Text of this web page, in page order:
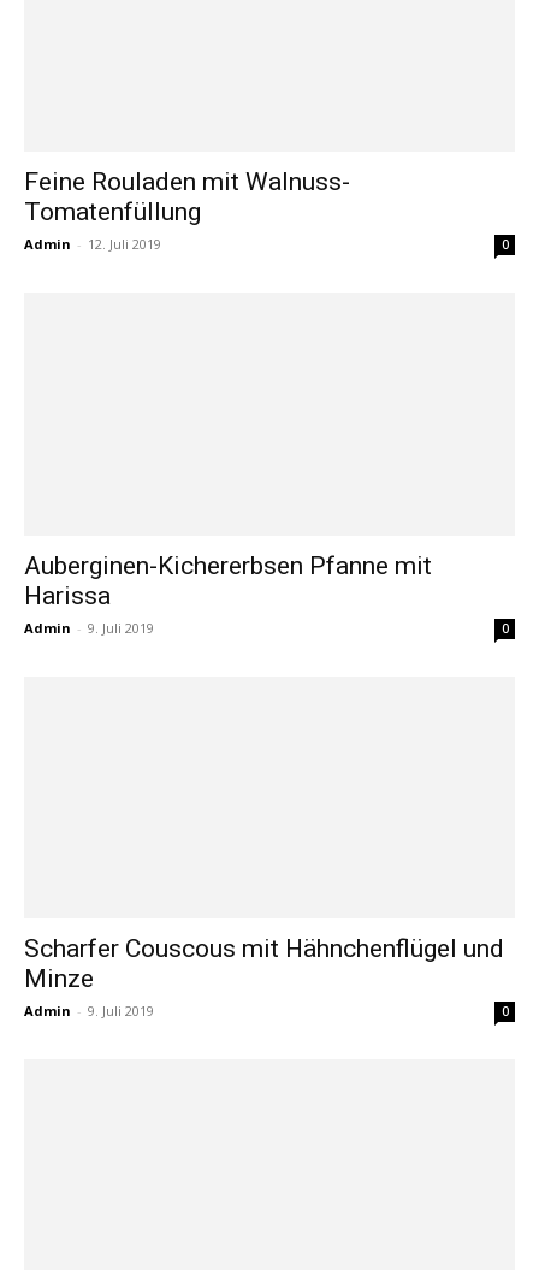
Feine Rouladen mit Walnuss-
Tomatenfüllung
Admin - 12. Juli 2019 0
Auberginen-Kichererbsen Pfanne mit
Harissa
Admin - 9. Juli 2019 0
Scharfer Couscous mit Hähnchenflügel und
Minze
Admin - 9. Juli 2019 0